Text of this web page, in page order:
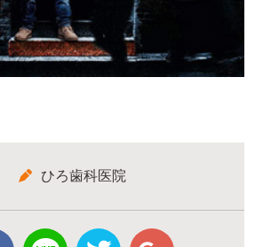
ひろ歯科医院